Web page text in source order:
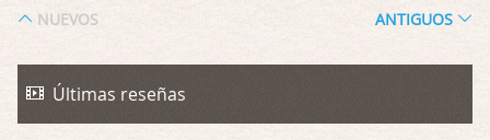
La Odisea
Por: Draghann
NUEVOS ANTIGUOS
Últimas reseñas